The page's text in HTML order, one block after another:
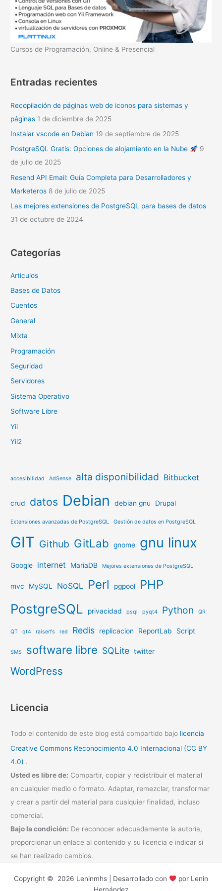
Cursos de Programación, Online & Presencial
Entradas recientes
Recopilación de páginas web de iconos para sistemas y
páginas 1 de diciembre de 2025
Instalar vscode en Debian 19 de septiembre de 2025
PostgreSQL Gratis: Opciones de alojamiento en la Nube
9
de julio de 2025
Resend API Email: Guía Completa para Desarrolladores y
Marketeros 8 de julio de 2025
Las mejores extensiones de PostgreSQL para bases de datos
31 de octubre de 2024
Categorías
Articulos
Bases de Datos
Cuentos
General
Mixta
Programación
Seguridad
Servidores
Sistema Operativo
Software Libre
Yii
Yii2
accesibilidad AdSense alta disponibilidad Bitbucket
crud datos Debian debian gnu Drupal
Extensiones avanzadas de PostgreSQL Gestión de datos en PostgreSQL
GIT Github GitLab gnome gnu linux
Google internet MariaDB Mejores extensiones de PostgreSQL
mvc MySQL NoSQL Perl pgpool PHP
PostgreSQL privacidad psql pyqt4 Python QR
QT qt4 raiserfs red Redis replicacion ReportLab Script
SMS software libre SQLite twitter
WordPress
Licencia
Todo el contenido de este blog está compartido bajo licencia
Creative Commons Reconocimiento 4.0 Internacional (CC BY
4.0) .
Usted es libre de: Compartir, copiar y redistribuir el material
en cualquier medio o formato. Adaptar, remezclar, transformar
y crear a partir del material para cualquier finalidad, incluso
comercial.
Bajo la condición: De reconocer adecuadamente la autoría,
proporcionar un enlace al contenido y su licencia e indicar si
se han realizado cambios.
Copyright © 2026 Leninmhs | Desarrollado con
por Lenin